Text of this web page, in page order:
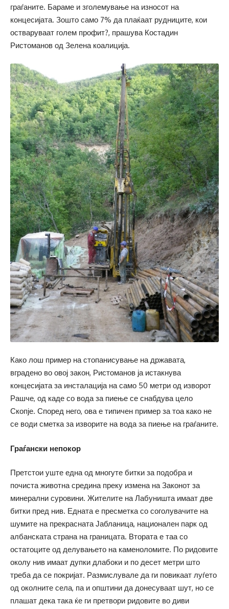
граѓаните. Бараме и зголемување на износот на
концесијата. Зошто само 7% да плаќаат рудниците, кои
остваруваат голем профит?, прашува Костадин
Ристоманов од Зелена коалиција.
Како лош пример на стопанисување на државата,
вградено во овој закон, Ристоманов ја истакнува
концесијата за инсталација на само 50 метри од изворот
Рашче, од каде со вода за пиење се снабдува цело
Скопје. Според него, ова е типичен пример за тоа како не
се води сметка за изворите на вода за пиење на граѓаните.
Граѓански непокор
Претстои уште една од многуте битки за подобра и
почиста животна средина преку измена на Законот за
минерални суровини. Жителите на Лабуништа имаат две
битки пред нив. Едната е пресметка со соголувачите на
шумите на прекрасната Јабланица, национален парк од
албанската страна на границата. Втората е таа со
остатоците од делувањето на каменоломите. По ридовите
околу нив имаат дупки длабоки и по десет метри што
треба да се покријат. Размислувале да ги повикаат луѓето
од околните села, па и општини да донесуваат шут, но се
плашат дека така ќе ги претвори ридовите во диви